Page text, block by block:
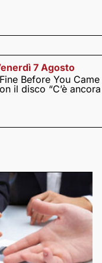
7 Agosto
Before You
il disco “C’è